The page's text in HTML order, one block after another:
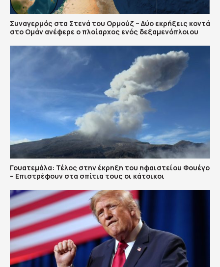
Συναγερμός στα Στενά του Ορμούζ – Δύο εκρήξεις κοντά
στο Ομάν ανέφερε ο πλοίαρχος ενός δεξαμενόπλοιου
Γουατεμάλα: Τέλος στην έκρηξη του ηφαιστείου Φουέγο
– Επιστρέφουν στα σπίτια τους οι κάτοικοι